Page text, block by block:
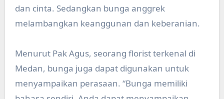
dan cinta. Sedangkan bunga anggrek
melambangkan keanggunan dan keberanian.
Menurut Pak Agus, seorang florist terkenal di
Medan, bunga juga dapat digunakan untuk
menyampaikan perasaan. “Bunga memiliki